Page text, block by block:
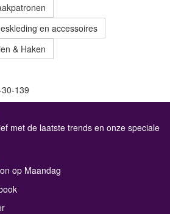
en accessoires
& Haken
139
met de laatste trends en onze speciale
op Maandag